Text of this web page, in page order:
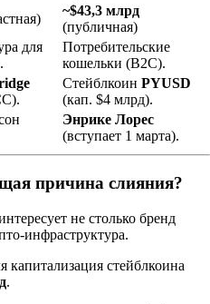
~$43,3 млрд
(публичная)
для
Потребительские
кошельки (B2C).
Стейблкоин PYUSD
(кап. $4 млрд).
Энрике Лорес
(вступает 1 марта).
причина слияния?
не столько бренд
инфраструктура.
капитализация стейблкоина
.